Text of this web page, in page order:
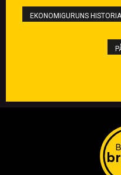
EKONOMIGURUNS HISTORIA